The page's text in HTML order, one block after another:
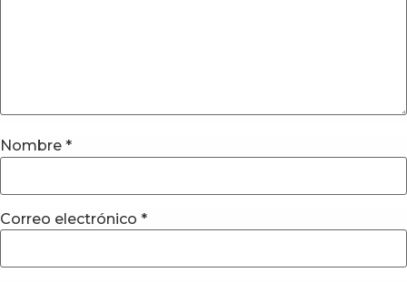
Nombre *
Correo electrónico *